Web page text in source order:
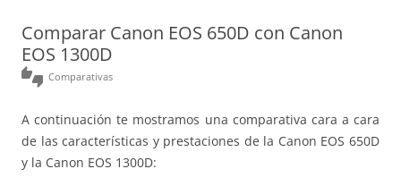
Comparar Canon EOS 650D con Canon
EOS 1300D
thumbs_up_down Comparativas
A continuación te mostramos una comparativa cara a cara
de las características y prestaciones de la Canon EOS 650D
y la Canon EOS 1300D: